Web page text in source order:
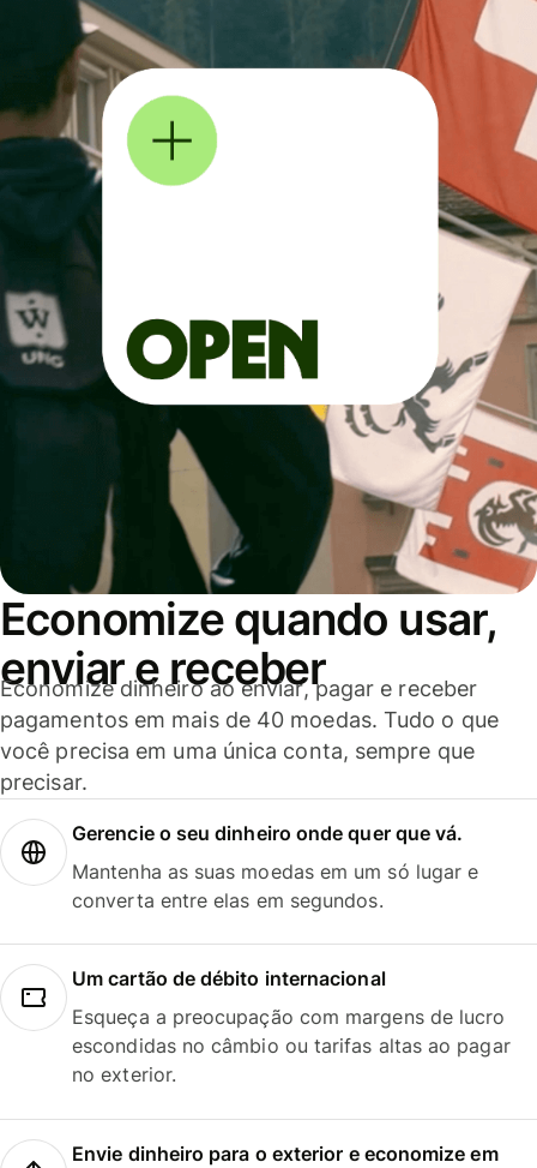
Economize quando usar,
enviar e receber
Economize dinheiro ao enviar, pagar e receber
pagamentos em mais de 40 moedas. Tudo o que
você precisa em uma única conta, sempre que
precisar.
Gerencie o seu dinheiro onde quer que vá.
Mantenha as suas moedas em um só lugar e
converta entre elas em segundos.
Um cartão de débito internacional
Esqueça a preocupação com margens de lucro
escondidas no câmbio ou tarifas altas ao pagar
no exterior.
Envie dinheiro para o exterior e economize em